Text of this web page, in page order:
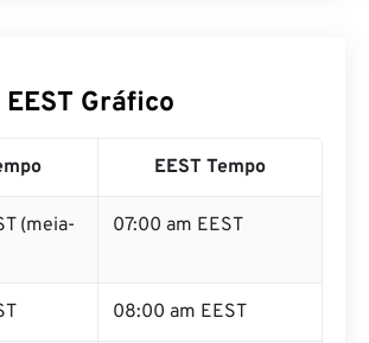
Gráfico
EEST Tempo
(meia-
07:00 am EEST
08:00 am EEST